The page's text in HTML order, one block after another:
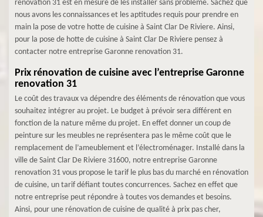
renovation 31 est en mesure de les installer sans problème. Sachez que
nous avons les connaissances et les aptitudes requis pour prendre en
main la pose de votre hotte de cuisine à Saint Clar De Riviere. Ainsi,
pour la pose de hotte de cuisine à Saint Clar De Riviere pensez à
contacter notre entreprise Garonne renovation 31.
Prix rénovation de cuisine avec l’entreprise Garonne
renovation 31
Le coût des travaux va dépendre des éléments de rénovation que vous
souhaitez intégrer au projet. Le budget à prévoir sera différent en
fonction de la nature même du projet. En effet donner un coup de
peinture sur les meubles ne représentera pas le même coût que le
remplacement de l’ameublement et l’électroménager. Installé dans la
ville de Saint Clar De Riviere 31600, notre entreprise Garonne
renovation 31 vous propose le tarif le plus bas du marché en rénovation
de cuisine, un tarif défiant toutes concurrences. Sachez en effet que
notre entreprise peut répondre à toutes vos demandes et besoins.
Ainsi, pour une rénovation de cuisine de qualité à prix pas cher,